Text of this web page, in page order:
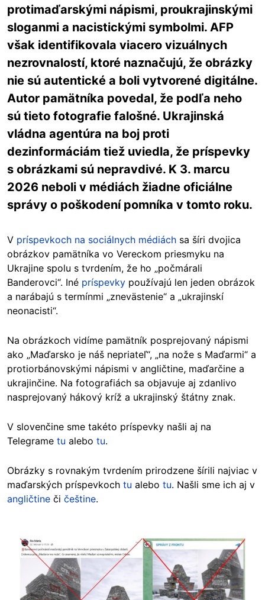
protimaďarskými nápismi, proukrajinskými
sloganmi a nacistickými symbolmi. AFP
však identifikovala viacero vizuálnych
nezrovnalostí, ktoré naznačujú, že obrázky
nie sú autentické a boli vytvorené digitálne.
Autor pamätníka povedal, že podľa neho
sú tieto fotografie falošné. Ukrajinská
vládna agentúra na boj proti
dezinformáciám tiež uviedla, že príspevky
s obrázkami sú nepravdivé. K 3. marcu
2026 neboli v médiách žiadne oficiálne
správy o poškodení pomníka v tomto roku.
V príspevkoch na sociálnych médiách sa šíri dvojica
obrázkov pamätníka vo Vereckom priesmyku na
Ukrajine spolu s tvrdením, že ho „počmárali
Banderovci“. Iné príspevky používajú len jeden obrázok
a narábajú s termínmi „znevästenie“ a „ukrajinskí
neonacisti“.
Na obrázkoch vidíme pamätník posprejovaný nápismi
ako „Maďarsko je náš nepriateľ“, „na nože s Maďarmi“ a
protiorbánovskými nápismi v angličtine, maďarčine a
ukrajinčine. Na fotografiách sa objavuje aj zdanlivo
nasprejovaný hákový kríž a ukrajinský štátny znak.
V slovenčine sme takéto príspevky našli aj na
Telegrame tu alebo tu.
Obrázky s rovnakým tvrdením prirodzene šírili najviac v
maďarských príspevkoch tu alebo tu. Našli sme ich aj v
angličtine či češtine.
Image